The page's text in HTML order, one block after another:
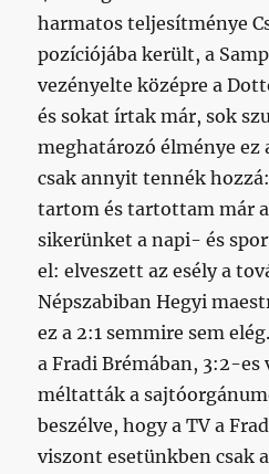
harmatos teljesítménye
pozíciójába került, a
vezényelte középre a
és sokat írtak már, sok
meghatározó élménye ez
csak annyit tennék
tartom és tartottam már
sikerünket a napi- és
el: elveszett az esély a
Népszabiban Hegyi
ez a 2:1 semmire sem
a Fradi Brémában, 3:2-es
méltatták a
beszélve, hogy a TV a
viszont esetünkben csak